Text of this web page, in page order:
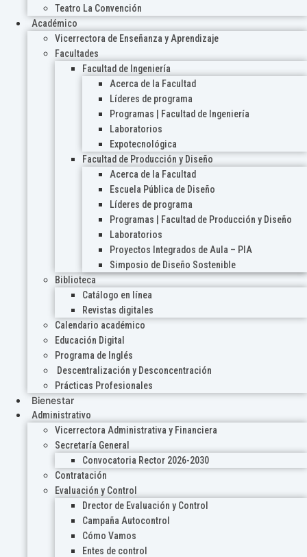
Teatro La Convención
Académico
Vicerrectora de Enseñanza y Aprendizaje
Facultades
Facultad de Ingeniería
Acerca de la Facultad
Líderes de programa
Programas | Facultad de Ingeniería
Laboratorios
Expotecnológica
Facultad de Producción y Diseño
Acerca de la Facultad
Escuela Pública de Diseño
Líderes de programa
Programas | Facultad de Producción y Diseño
Laboratorios
Proyectos Integrados de Aula – PIA
Simposio de Diseño Sostenible
Biblioteca
Catálogo en línea
Revistas digitales
Calendario académico
Educación Digital
Programa de Inglés
Descentralización y Desconcentración
Prácticas Profesionales
Bienestar
Administrativo
Vicerrectora Administrativa y Financiera
Secretaría General
Convocatoria Rector 2026-2030
Contratación
Evaluación y Control
Drector de Evaluación y Control
Campaña Autocontrol
Cómo Vamos
Entes de control